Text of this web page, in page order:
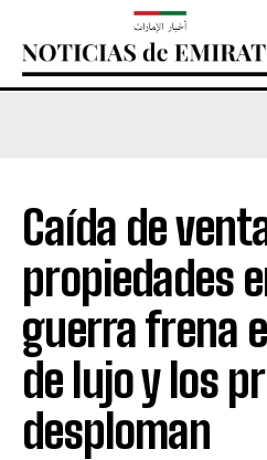
Caída de
propiedades
guerra frena
de lujo y los
desploman